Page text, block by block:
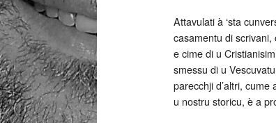
Attavulati à ‘sta
casamentu di
e cime di u
smessu di u
parecchji d’altri, cume
u nostru storicu, è a